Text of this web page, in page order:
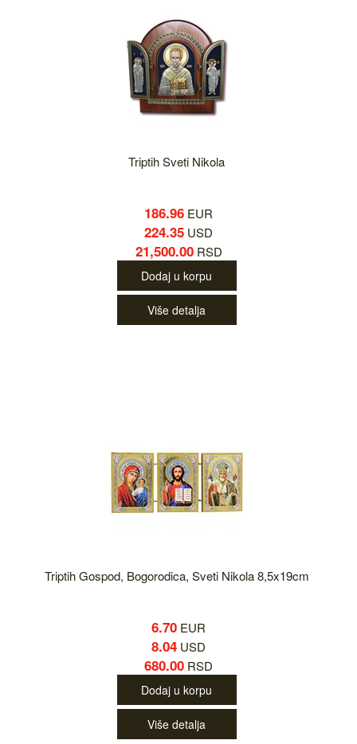
Triptih Sveti Nikola
186.96 EUR
224.35 USD
21,500.00RSD
Dodaj u korpu
Više detalja
Triptih Gospod, Bogorodica, Sveti Nikola 8,5x19cm
6.70 EUR
8.04 USD
680.00 RSD
Dodaj u korpu
Više detalja